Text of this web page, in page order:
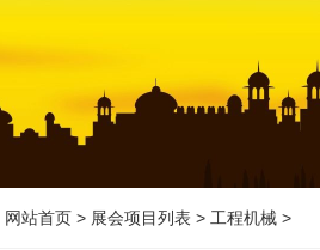
网站首页 > 展会项目列表 > 工程机械 >